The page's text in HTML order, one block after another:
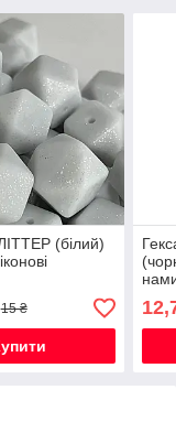
(білий)
15 ₴